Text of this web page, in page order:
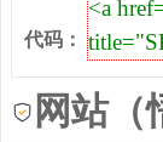
代码 ：
网站（